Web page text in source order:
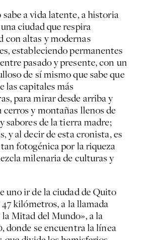
a vida latente, a historia
ciudad que respira
con altas y modernas
estableciendo permanentes
pasado y presente, con un
de sí mismo que sabe que
las capitales más
para mirar desde arriba y
cerros y montañas llenos de
sabores de la tierra madre;
y al decir de esta cronista, es
fotogénica por la riqueza
milenaria de culturas y
uno ir de la ciudad de Quito
kilómetros, a la llamada
la Mitad del Mundo», a la
donde se encuentra la línea